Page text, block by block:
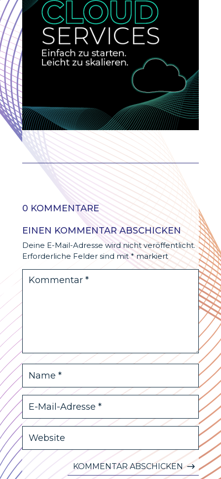
0 KOMMENTARE
EINEN KOMMENTAR ABSCHICKEN
Deine E-Mail-Adresse wird nicht veröffentlicht.
Erforderliche Felder sind mit*markiert
KOMMENTAR ABSCHICKEN